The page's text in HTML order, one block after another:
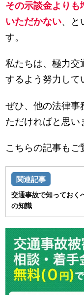
その示談金よりも
いただかない、と
す。
私たちは、極力交
するよう努力して
ぜひ、他の法律事
ただければと思い
こちらの記事もご
交通事故で知っておく
の知識